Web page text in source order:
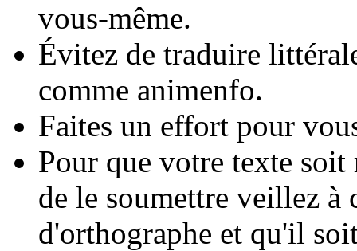
vous-même.
Évitez de traduire
comme animenfo.
Faites un effort pour
Pour que votre texte
de le soumettre veillez à
d'orthographe et qu'il